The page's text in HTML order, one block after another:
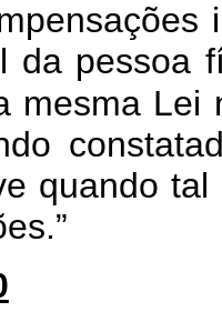
da pessoa
mesma Lei
quando